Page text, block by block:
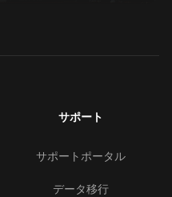
サポート
サポートポータル
データ移行